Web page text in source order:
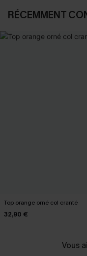
RÉCEMMENT
Top orange orné col cranté
32,90 €
Vous